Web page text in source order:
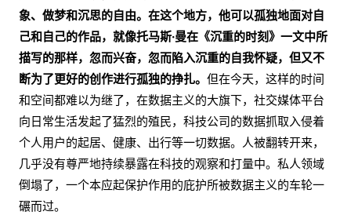
象、做梦和沉思的自由。在这个地方，他可以孤独地面对自
己和自己的作品，就像托马斯·曼在《沉重的时刻》一文中所
描写的那样，忽而兴奋，忽而陷入沉重的自我怀疑，但又不
断为了更好的创作进行孤独的挣扎。 但在今天，这样的时间
和空间都难以为继了，在数据主义的大旗下，社交媒体平台
向日常生活发起了猛烈的殖民，科技公司的数据抓取入侵着
个人用户的起居、健康、出行等一切数据。人被翻转开来，
几乎没有尊严地持续暴露在科技的观察和打量中。私人领域
倒塌了，一个本应起保护作用的庇护所被数据主义的车轮一
碾而过。